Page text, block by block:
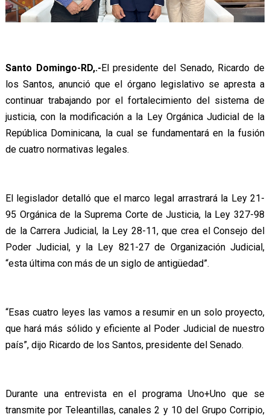
Santo Domingo-RD,.- El presidente del Senado, Ricardo de
los Santos, anunció que el órgano legislativo se apresta a
continuar trabajando por el fortalecimiento del sistema de
justicia, con la modificación a la Ley Orgánica Judicial de la
República Dominicana, la cual se fundamentará en la fusión
de cuatro normativas legales.
El legislador detalló que el marco legal arrastrará la Ley 21-
95 Orgánica de la Suprema Corte de Justicia, la Ley 327-98
de la Carrera Judicial, la Ley 28-11, que crea el Consejo del
Poder Judicial, y la Ley 821-27 de Organización Judicial,
“esta última con más de un siglo de antigüedad”.
“Esas cuatro leyes las vamos a resumir en un solo proyecto,
que hará más sólido y eficiente al Poder Judicial de nuestro
país”, dijo Ricardo de los Santos, presidente del Senado.
Durante una entrevista en el programa Uno+Uno que se
transmite por Teleantillas, canales 2 y 10 del Grupo Corripio,